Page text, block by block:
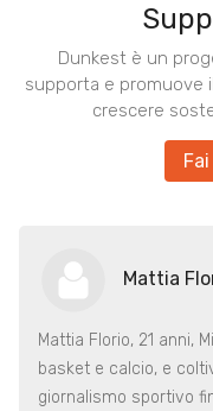
Dunkest è un
supporta e promuove
crescere
Mattia
Mattia Florio, 21 anni,
basket e calcio, e
giornalismo sportivo